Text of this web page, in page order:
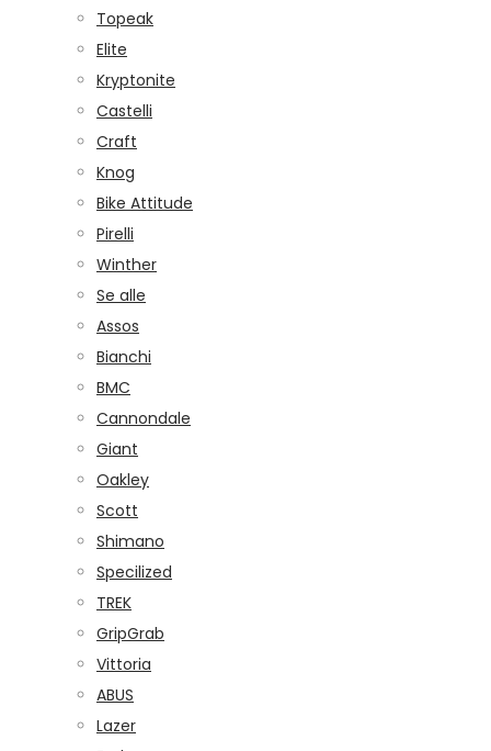
Topeak
Elite
Kryptonite
Castelli
Craft
Knog
Bike Attitude
Pirelli
Winther
Se alle
Assos
Bianchi
BMC
Cannondale
Giant
Oakley
Scott
Shimano
Specilized
TREK
GripGrab
Vittoria
ABUS
Lazer